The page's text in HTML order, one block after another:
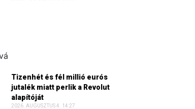
Tizenhét és fél millió eurós
jutalék miatt perlik a Revolut
alapítóját
2026. AUGUSZTUS 4. 14:27